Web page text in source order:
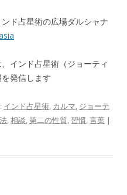
ド占星術の広場ダルシャナ
インド占星術（ジョーティ
発信します
インド占星術, カルマ, ジョーテ
,相談,第二の性質, 習慣,言葉 |